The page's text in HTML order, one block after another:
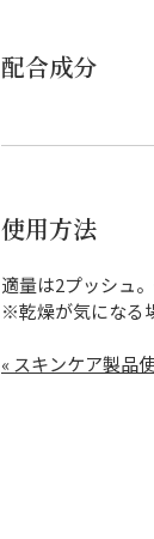
配合成分
使用方法
適量は2プッシュ
※乾燥が気になる
« スキンケア製品